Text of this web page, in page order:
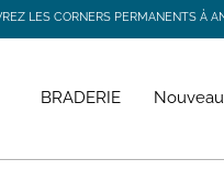
LES CORNERS PERMANENTS À
BRADERIE